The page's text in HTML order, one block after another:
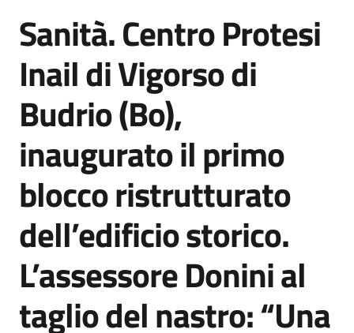
Agenzia
di
informazione
e
comunicazione
Seguici
su
Salta al contenuto
Sanità. Centro Protesi
Inail di Vigorso di
Budrio (Bo),
inaugurato il primo
blocco ristrutturato
dell’edificio storico.
L’assessore Donini al
taglio del nastro: “Una